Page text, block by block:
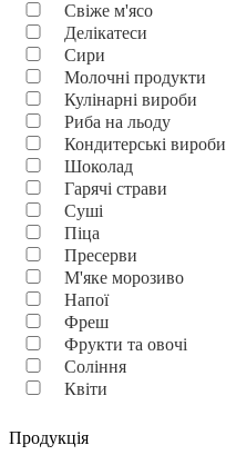
Свіже м'ясо
Делікатеси
Сири
Молочні продукти
Кулінарні вироби
Риба на льоду
Кондитерські вироби
Шоколад
Гарячі страви
Суші
Піца
Пресерви
М'яке морозиво
Напої
Фреш
Фрукти та овочі
Соління
Квіти
Продукція